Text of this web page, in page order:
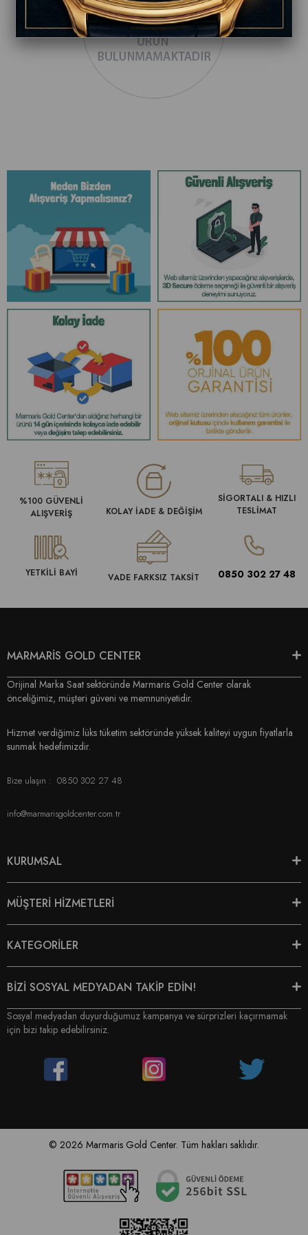
%100 GÜVENLİ
ALIŞVERİŞ
KOLAY İADE & DEĞİŞİM
SİGORTALI & HIZLI
TESLİMAT
YETKİLİ BAYİ VADE FARKSIZ TAKSİT 0850 302 27 48
MARMARİS GOLD CENTER
Orijinal Marka Saat sektöründe Marmaris Gold Center olarak
önceliğimiz, müşteri güveni ve memnuniyetidir.
Hizmet verdiğimiz lüks tüketim sektöründe yüksek kaliteyi uygun fiyatlarla
sunmak hedefimizdir.
Bize ulaşın : 0850 302 27 48
info@marmarisgoldcenter.com.tr
KURUMSAL
MÜŞTERİ HİZMETLERİ
KATEGORİLER
BİZİ SOSYAL MEDYADAN TAKİP EDİN!
Sosyal medyadan duyurduğumuz kampanya ve sürprizleri kaçırmamak
için bizi takip edebilirsiniz.
© 2026 Marmaris Gold Center. Tüm hakları saklıdır.